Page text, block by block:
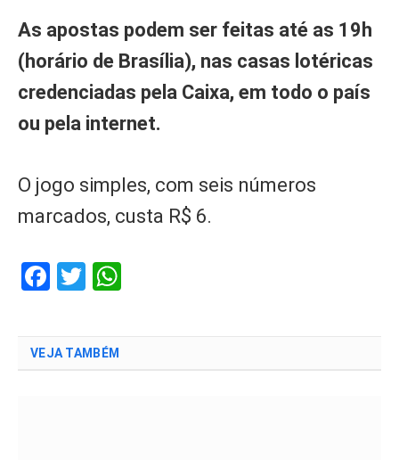
As apostas podem ser feitas até as 19h
(horário de Brasília), nas casas lotéricas
credenciadas pela Caixa, em todo o país
ou pela internet.
O jogo simples, com seis números
marcados, custa R$ 6.
Facebook
Twitter
VEJA TAMBÉM